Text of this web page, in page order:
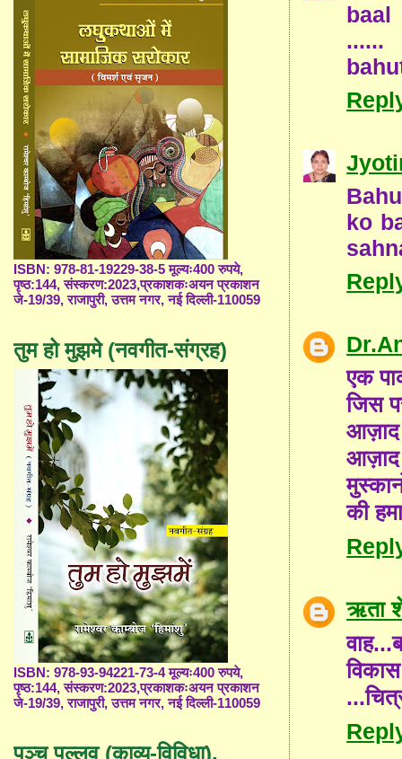
baal
......
ko
एक
जिस
आज़ाद
आज़ाद
की
ऋता
ISBN: 978-81-19229-38-5 मूल्यः400 रुपये,
पृष्ठ:144, संस्करण:2023,प्रकाशकःअयन प्रकाशन
जे-19/39, राजापुरी, उत्तम नगर, नई दिल्ली-110059
तुम हो मुझमे (नवगीत-संग्रह)
ISBN: 978-93-94221-73-4 मूल्यः400 रुपये,
पृष्ठ:144, संस्करण:2023,प्रकाशकःअयन प्रकाशन
जे-19/39, राजापुरी, उत्तम नगर, नई दिल्ली-110059
पञ्च पल्लव (काव्य-विविधा),